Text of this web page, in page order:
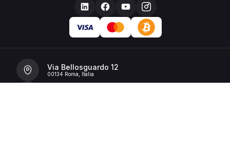
Via Bellosguardo 12
00134 Roma, Italia